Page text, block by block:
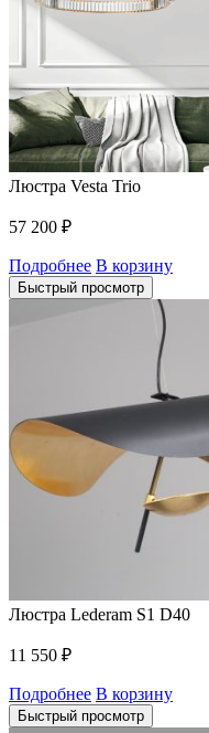
Люстра Vesta Trio
57 200 ₽
Подробнее В корзину
Быстрый просмотр
Люстра Lederam S1 D40
11 550 ₽
Подробнее В корзину
Быстрый просмотр